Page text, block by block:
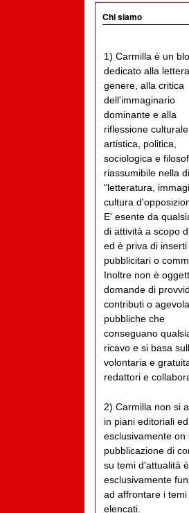
Chi siamo
1) Carmilla è un
dedicato alla
genere, alla critica
dell'immaginario
dominante e alla
riflessione culturale,
artistica, politica,
sociologica e
riassumibile nella
“letteratura,
cultura
E' esente da
di attività a scopo
ed è priva di inserti
pubblicitari o
Inoltre non è
domande di
contributi o
pubbliche che
conseguano
ricavo e si basa
volontaria e
redattori e
2) Carmilla non si
in piani editoriali
esclusivamente on
pubblicazione di
su temi d'attualità è
esclusivamente
ad affrontare i
elencati.